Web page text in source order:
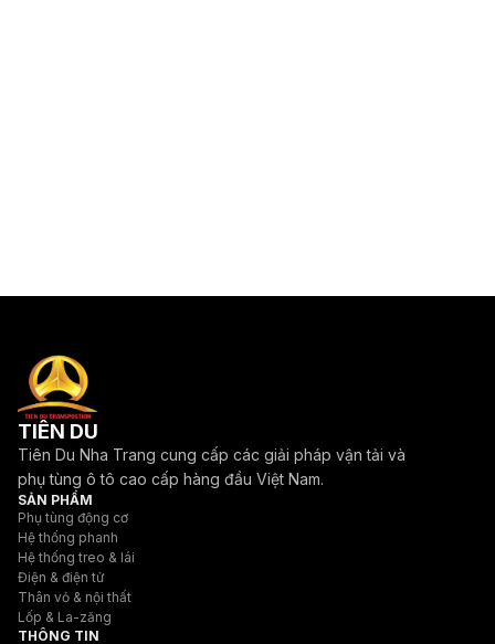
TIÊN DU
Tiên Du Nha Trang cung cấp các giải pháp vận tải và
phụ tùng ô tô cao cấp hàng đầu Việt Nam.
SẢN PHẨM
Phụ tùng động cơ
Hệ thống phanh
Hệ thống treo & lái
Điện & điện tử
Thân vỏ & nội thất
Lốp & La-zăng
THÔNG TIN